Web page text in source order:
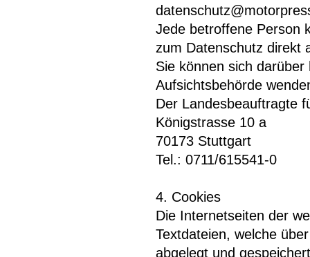
Jede betroffene Person
zum Datenschutz direkt
Sie können sich
Aufsichtsbehörde
Der Landesbeauftragte
Königstrasse 10 a
70173 Stuttgart
Tel.: 0711/615541-0
4. Cookies
Die Internetseiten der
Textdateien, welche
abgelegt und